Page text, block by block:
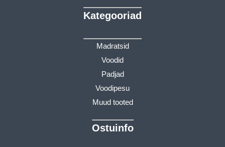
Kategooriad
Madratsid
Voodid
Padjad
Voodipesu
Muud tooted
Ostuinfo